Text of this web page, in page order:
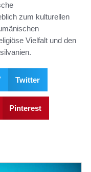
zum kulturellen
Vielfalt und den
Twitter
Pinterest